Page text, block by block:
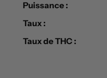
Puissance :
Taux :
Taux de THC :